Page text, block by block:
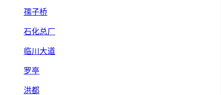
孺子桥
石化总厂
临川大道
罗亭
洪都